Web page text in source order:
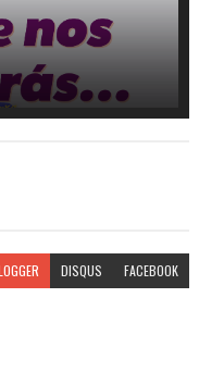
DISQUS FACEBOOK